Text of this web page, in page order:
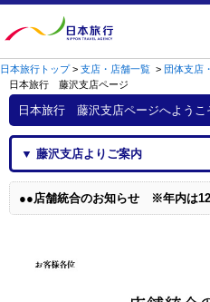
日本旅行トップ> 支店・店舗一覧 > 団体支店
日本旅行 藤沢支店ページ
日本旅行 藤沢支店ページへようこ
▼ 藤沢支店よりご案内
●●店舗統合のお知らせ ※年内は